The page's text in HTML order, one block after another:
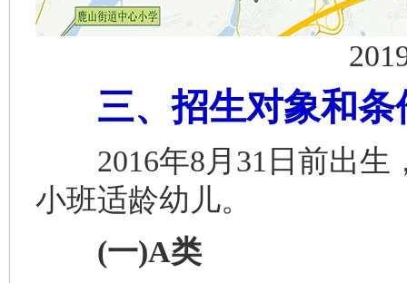
三、招生对象和条
2016年8月31日前出生
小班适龄幼儿。
(一)A类